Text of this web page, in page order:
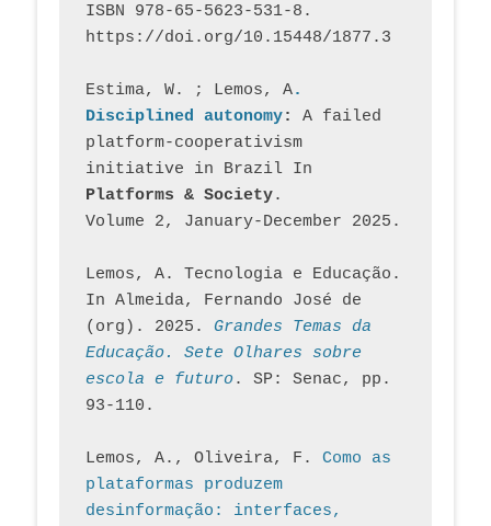
ISBN 978-65-5623-531-8.
https://doi.org/10.15448/1877.3
Estima, W. ; Lemos, A.
Disciplined autonomy: A failed
platform-cooperativism
initiative in Brazil In
Platforms & Society.
Volume 2, January-December 2025.
Lemos, A. Tecnologia e Educação.
In Almeida, Fernando José de
(org). 2025. Grandes Temas da
Educação. Sete Olhares sobre
escola e futuro. SP: Senac, pp.
93-110.
Lemos, A., Oliveira, F. Como as
plataformas produzem
desinformação: interfaces,